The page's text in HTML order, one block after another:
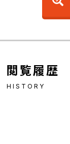
閲覧履歴
HISTORY